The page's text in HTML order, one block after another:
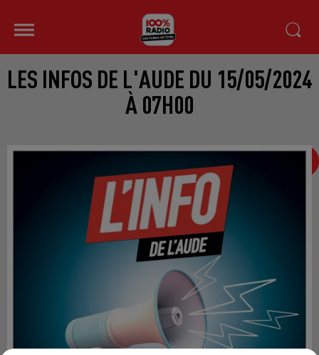
LES INFOS DE L'AUDE DU 15/05/2024
À 07H00